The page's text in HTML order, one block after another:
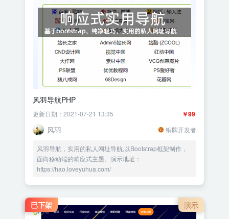
风羽导航PHP
￥99
更新日期：2021-07-21 13:35
风羽 铜牌开发者
风羽导航，实用的私人网址导航,以Bootstrap框架制作，
面向移动端的响应式主题。演示地址：
https://hao.loveyuhua.com/
演示
已下架